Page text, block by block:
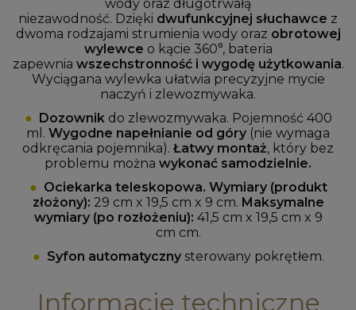
wody oraz długotrwałą
niezawodność. Dzięki dwufunkcyjnej słuchawce z
dwoma rodzajami strumienia wody oraz obrotowej
wylewce o kącie 360°, bateria
zapewnia wszechstronność i wygodę użytkowania.
Wyciągana wylewka ułatwia precyzyjne mycie
naczyń i zlewozmywaka.
● Dozownik do zlewozmywaka. Pojemność 400
ml. Wygodne napełnianie od góry (nie wymaga
odkręcania pojemnika). Łatwy montaż, który bez
problemu można wykonać samodzielnie.
● Ociekarka teleskopowa. Wymiary (produkt
złożony): 29 cm x 19,5 cm x 9 cm. Maksymalne
wymiary (po rozłożeniu): 41,5 cm x 19,5 cm x 9
cm cm.
● Syfon automatycznysterowany pokrętłem.
Informacje techniczne